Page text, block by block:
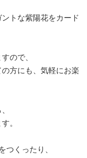
トな紫陽花をカード
ので、
方にも、気軽にお楽
。
つくったり、